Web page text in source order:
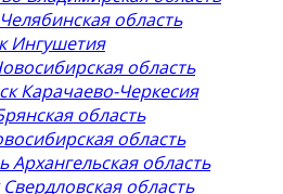
область
Ингушетия
область
Карачаево-Черкесия
область
область
область
область